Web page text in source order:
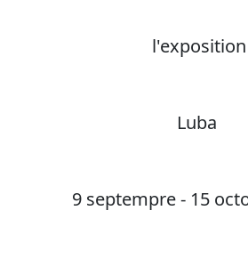
l'exposition
Luba
9 septempre - 15